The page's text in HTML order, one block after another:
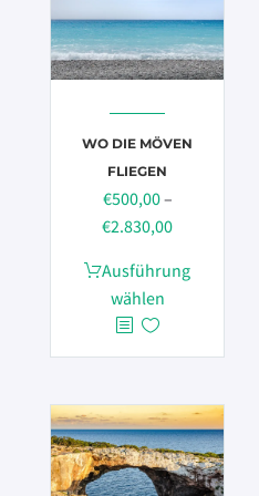
WO DIE MÖVEN
FLIEGEN
€500,00–
€2.830,00Preisspanne:
bis
Ausführung
wählen
Dieses
Produkt
weist
mehrere
auf.
Die
Optionen
können